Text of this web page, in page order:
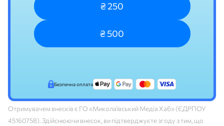
₴ 250
₴ 500
Безпечна оплата
Отримувачем внесків є ГО «Миколаївський Медіа Хаб» (ЄДРПОУ
45160758). Здійснюючи внесок, ви підтверджуєте згоду з тим, що